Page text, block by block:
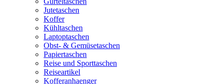
Jutetaschen
Koffer
Kühltaschen
Laptoptaschen
Obst- & Gemüsetaschen
Papiertaschen
Reise und Sporttaschen
Reiseartikel
Kofferanhaenger